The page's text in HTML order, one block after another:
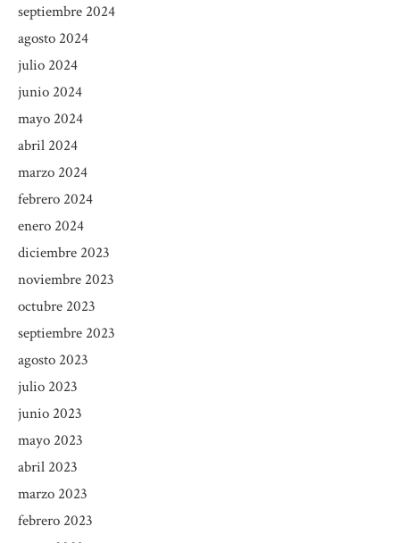
septiembre 2024
agosto 2024
julio 2024
junio 2024
mayo 2024
abril 2024
marzo 2024
febrero 2024
enero 2024
diciembre 2023
noviembre 2023
octubre 2023
septiembre 2023
agosto 2023
julio 2023
junio 2023
mayo 2023
abril 2023
marzo 2023
febrero 2023